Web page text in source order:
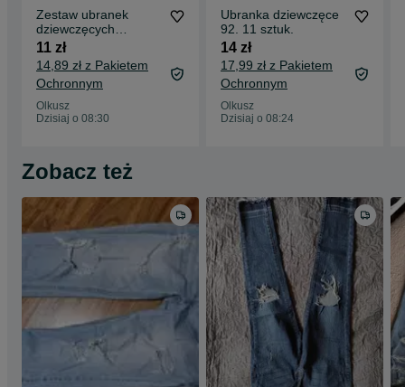
Zestaw ubranek
dziewczęcych
110/116 8 sztuk.
11 zł
14,89 zł z Pakietem
Ochronnym
Olkusz
Dzisiaj o 08:30
Ubranka dziewczęce
92. 11 sztuk.
14 zł
17,99 zł z Pakietem
Ochronnym
Olkusz
Dzisiaj o 08:24
Zobacz też